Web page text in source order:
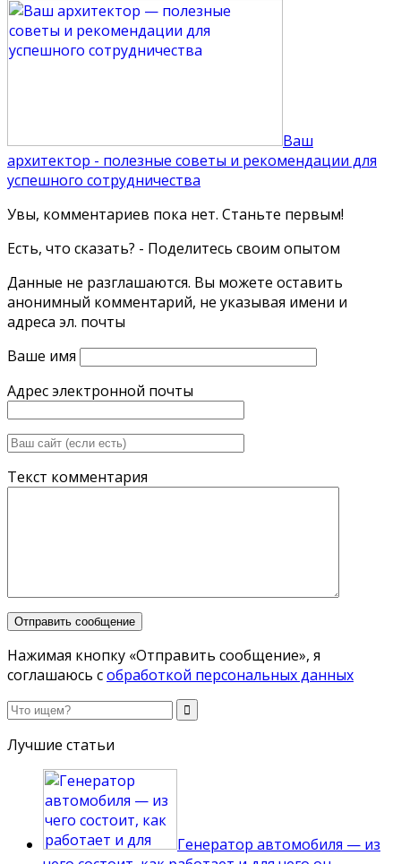
Ваш
архитектор - полезные советы и рекомендации для
успешного сотрудничества
Увы, комментариев пока нет. Станьте первым!
Есть, что сказать? - Поделитесь своим опытом
Данные не разглашаются. Вы можете оставить
анонимный комментарий, не указывая имени и
адреса эл. почты
Ваше имя
Адрес электронной почты
Текст комментария
Нажимая кнопку «Отправить сообщение», я
соглашаюсь собработкой персональных данных
Лучшие статьи
Генератор автомобиля — из